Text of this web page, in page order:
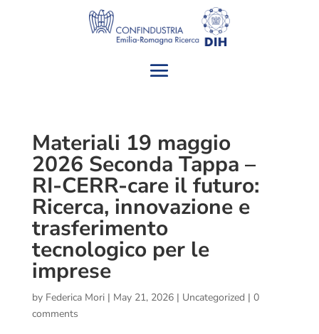
Materiali 19 maggio
2026 Seconda Tappa –
RI-CERR-care il futuro:
Ricerca, innovazione e
trasferimento
tecnologico per le
imprese
by Federica Mori| May 21, 2026| Uncategorized | 0
comments